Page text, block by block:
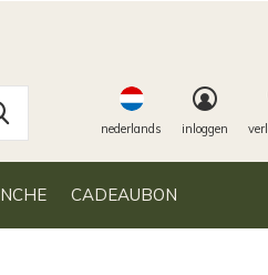
CADEAUBON
nederlands inloggen